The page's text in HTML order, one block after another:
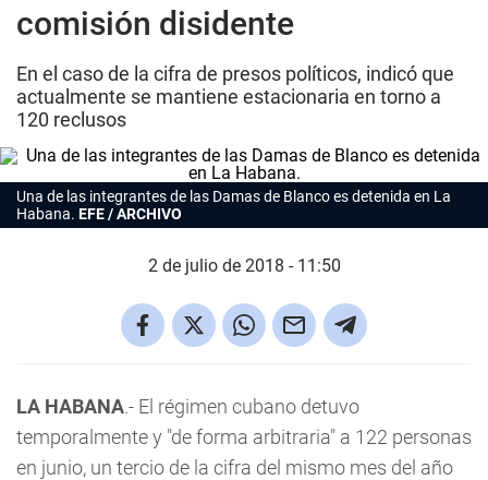
comisión disidente
En el caso de la cifra de presos políticos, indicó que
actualmente se mantiene estacionaria en torno a
120 reclusos
Una de las integrantes de las Damas de Blanco es detenida en La
Habana. EFE / ARCHIVO
2 de julio de 2018 - 11:50
LA HABANA.- El régimen cubano detuvo
temporalmente y "de forma arbitraria" a 122 personas
en junio, un tercio de la cifra del mismo mes del año